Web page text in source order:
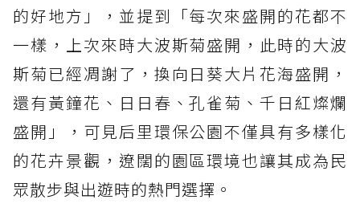
的好地方」，並提到「每次來盛開的花都不
一樣，上次來時大波斯菊盛開，此時的大波
斯菊已經凋謝了，換向日葵大片花海盛開，
還有黃鐘花、日日春、孔雀菊、千日紅燦爛
盛開」，可見后里環保公園不僅具有多樣化
的花卉景觀，遼闊的園區環境也讓其成為民
眾散步與出遊時的熱門選擇。